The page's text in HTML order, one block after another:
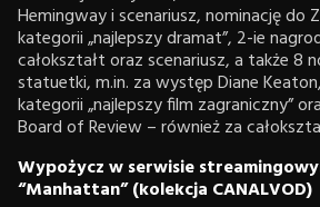
Hemingway i scenariusz, nominację do
kategorii „najlepszy dramat”, 2-ie
całokształt oraz scenariusz, a także 8
statuetki, m.in. za występ Diane
kategorii „najlepszy film zagraniczny”
Board of Review – również za
Wypożycz w serwisie
“Manhattan” (kolekcja CANALVOD)